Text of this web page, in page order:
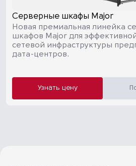
Серверные шкафы Major
Новая премиальная линейка
шкафов Major для
сетевой инфраструктуры
дата-центров.
Узнать цену